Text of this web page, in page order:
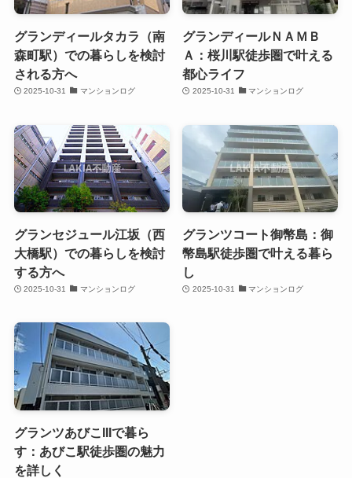
グランディールタカラ（南
森町駅）での暮らしを検討
される方へ
2025-10-31 マンションログ
グランディールＮＡＭＢ
Ａ：桜川駅徒歩圏で叶える
都心ライフ
2025-10-31 マンションログ
グランセジュール江坂（西
大橋駅）での暮らしを検討
する方へ
2025-10-31 マンションログ
グランツコート御幣島：御
幣島駅徒歩圏で叶える暮ら
し
2025-10-31 マンションログ
グランツあびこIIIで暮ら
す：あびこ駅徒歩圏の魅力
を詳しく